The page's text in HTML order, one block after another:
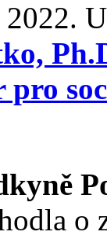
pro
o